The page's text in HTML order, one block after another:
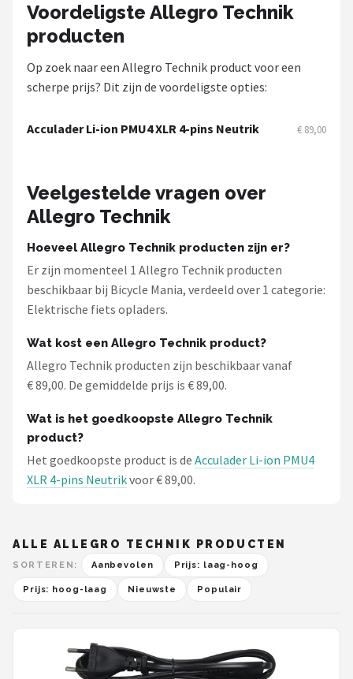
BBB Cycling
Voltano
Shimano
Alle merken →
Voordeligste Allegro Technik
producten
Op zoek naar een Allegro Technik product voor een
scherpe prijs? Dit zijn de voordeligste opties:
Acculader Li-ion PMU4 XLR 4-pins Neutrik € 89,00
Veelgestelde vragen over
Allegro Technik
Hoeveel Allegro Technik producten zijn er?
Er zijn momenteel 1 Allegro Technik producten
beschikbaar bij Bicycle Mania, verdeeld over 1 categorie:
Elektrische fiets opladers.
Wat kost een Allegro Technik product?
Allegro Technik producten zijn beschikbaar vanaf
€ 89,00. De gemiddelde prijs is € 89,00.
Wat is het goedkoopste Allegro Technik
product?
Het goedkoopste product is de Acculader Li-ion PMU4
XLR 4-pins Neutrikvoor € 89,00.
ALLE ALLEGRO TECHNIK PRODUCTEN
SORTEREN: Aanbevolen Prijs: laag-hoog
Prijs: hoog-laag Nieuwste Populair